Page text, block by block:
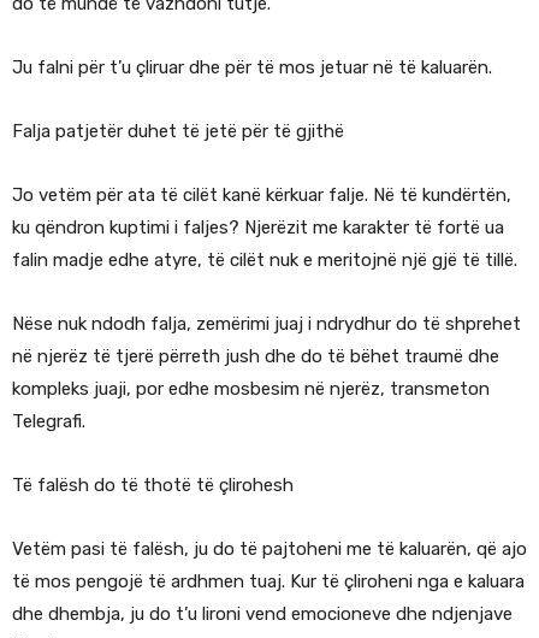
Ju falni për t’u çliruar dhe për të mos jetuar në të kaluarën.
Falja patjetër duhet të jetë për të gjithë
Jo vetëm për ata të cilët kanë kërkuar falje. Në të kundërtën,
ku qëndron kuptimi i faljes? Njerëzit me karakter të fortë ua
falin madje edhe atyre, të cilët nuk e meritojnë një gjë të tillë.
Nëse nuk ndodh falja, zemërimi juaj i ndrydhur do të shprehet
në njerëz të tjerë përreth jush dhe do të bëhet traumë dhe
kompleks juaji, por edhe mosbesim në njerëz, transmeton
Telegrafi.
Të falësh do të thotë të çlirohesh
Vetëm pasi të falësh, ju do të pajtoheni me të kaluarën, që ajo
të mos pengojë të ardhmen tuaj. Kur të çliroheni nga e kaluara
dhe dhembja, ju do t’u lironi vend emocioneve dhe ndjenjave